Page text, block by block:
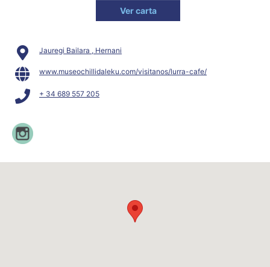
Ver carta
Jauregi Bailara , Hernani
www.museochillidaleku.com/visitanos/lurra-cafe/
+ 34 689 557 205